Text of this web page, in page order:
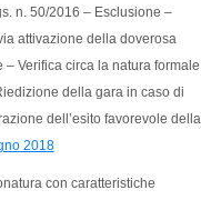
n. 50/2016 – Esclusione –
attivazione della doverosa
Verifica circa la natura formale
della gara in caso di
dell’esito favorevole della
2018
con caratteristiche